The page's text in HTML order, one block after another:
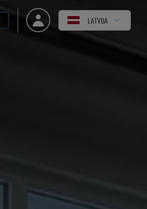
LATVIJA